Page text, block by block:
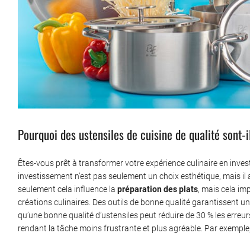
Pourquoi des ustensiles de cuisine de qualité
Êtes-vous prêt à transformer votre expérience culinaire en
investissement n’est pas seulement un choix esthétique, mais
seulement cela influence la préparation des plats, mais cela
créations culinaires. Des outils de bonne qualité garantissent
qu’une bonne qualité d’ustensiles peut réduire de 30 % les
rendant la tâche moins frustrante et plus agréable. Par